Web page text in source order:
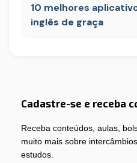
10 melhores
inglês de graça
Cadastre-se e receba
Receba conteúdos, aulas,
muito mais sobre
estudos.